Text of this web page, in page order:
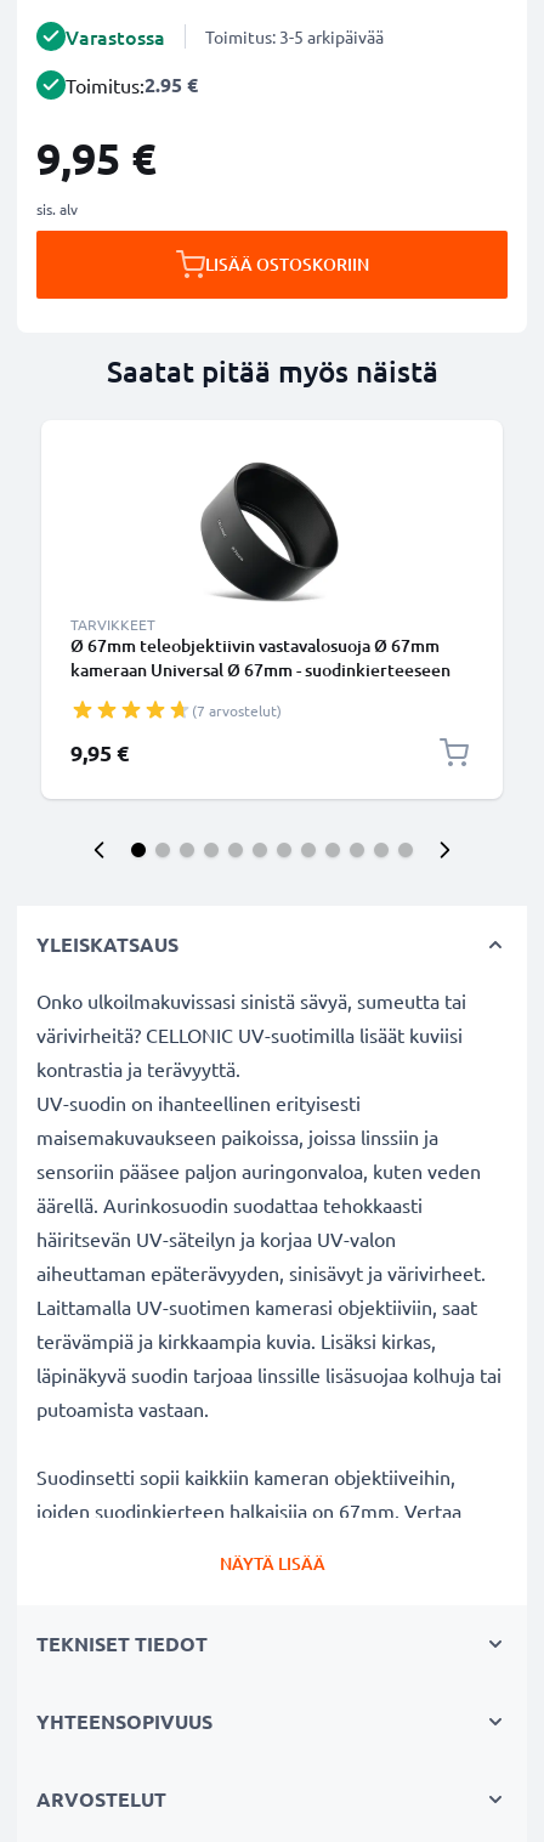
Varastossa Toimitus: 3-5 arkipäivää
Toimitus:2.95 €
9,95 €
sis. alv
LISÄÄ OSTOSKORIIN
Saatat pitää myös näistä
TARVIKKEET
Ø 67mm teleobjektiivin vastavalosuoja Ø 67mm
kameraan Universal Ø 67mm - suodinkierteeseen
CELLONIC
(7 arvostelut)
9,95 €
YLEISKATSAUS
Onko ulkoilmakuvissasi sinistä sävyä, sumeutta tai
värivirheitä? CELLONIC UV-suotimilla lisäät kuviisi
kontrastia ja terävyyttä.
UV-suodin on ihanteellinen erityisesti
maisemakuvaukseen paikoissa, joissa linssiin ja
sensoriin pääsee paljon auringonvaloa, kuten veden
äärellä. Aurinkosuodin suodattaa tehokkaasti
häiritsevän UV-säteilyn ja korjaa UV-valon
aiheuttaman epäterävyyden, sinisävyt ja värivirheet.
Laittamalla UV-suotimen kamerasi objektiiviin, saat
terävämpiä ja kirkkaampia kuvia. Lisäksi kirkas,
läpinäkyvä suodin tarjoaa linssille lisäsuojaa kolhuja tai
putoamista vastaan.
Suodinsetti sopii kaikkiin kameran objektiiveihin,
joiden suodinkierteen halkaisija on 67mm. Vertaa
Parempi kuvanlaatu väreistä tai
✔ Terävämpiä ja kirkkaampia kuvia: korjaa UV-valon
NÄYTÄ LISÄÄ
TEKNISET TIEDOT
YHTEENSOPIVUUS
ARVOSTELUT